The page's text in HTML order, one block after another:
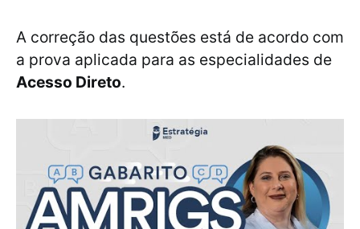
A correção das questões está de acordo com
a prova aplicada para as especialidades de
Acesso Direto.